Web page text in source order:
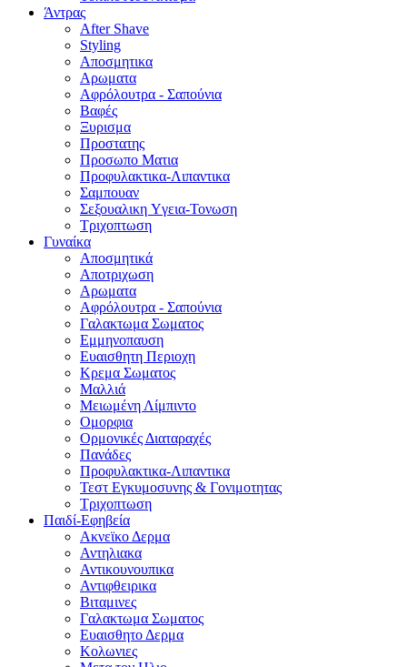
Άντρας
After Shave
Styling
Αποσμητικα
Αρωματα
Αφρόλουτρα - Σαπούνια
Βαφές
Ξυρισμα
Προστατης
Προσωπο Ματια
Προφυλακτικα-Λιπαντικα
Σαμπουαν
Σεξουαλικη Yγεια-Τονωση
Τριχοπτωση
Γυναίκα
Αποσμητικά
Αποτριχωση
Αρωματα
Αφρόλουτρα - Σαπούνια
Γαλακτωμα Σωματος
Εμμηνοπαυση
Ευαισθητη Περιοχη
Κρεμα Σωματος
Μαλλιά
Μειωμένη Λίμπιντο
Ομορφια
Ορμονικές Διαταραχές
Πανάδες
Προφυλακτικα-Λιπαντικα
Τεστ Εγκυμοσυνης & Γονιμοτητας
Τριχοπτωση
Παιδί-Εφηβεία
Ακνεϊκο Δερμα
Αντηλιακα
Αντικουνουπικα
Αντιφθειρικα
Βιταμινες
Γαλακτωμα Σωματος
Ευαισθητο Δερμα
Κολωνιες